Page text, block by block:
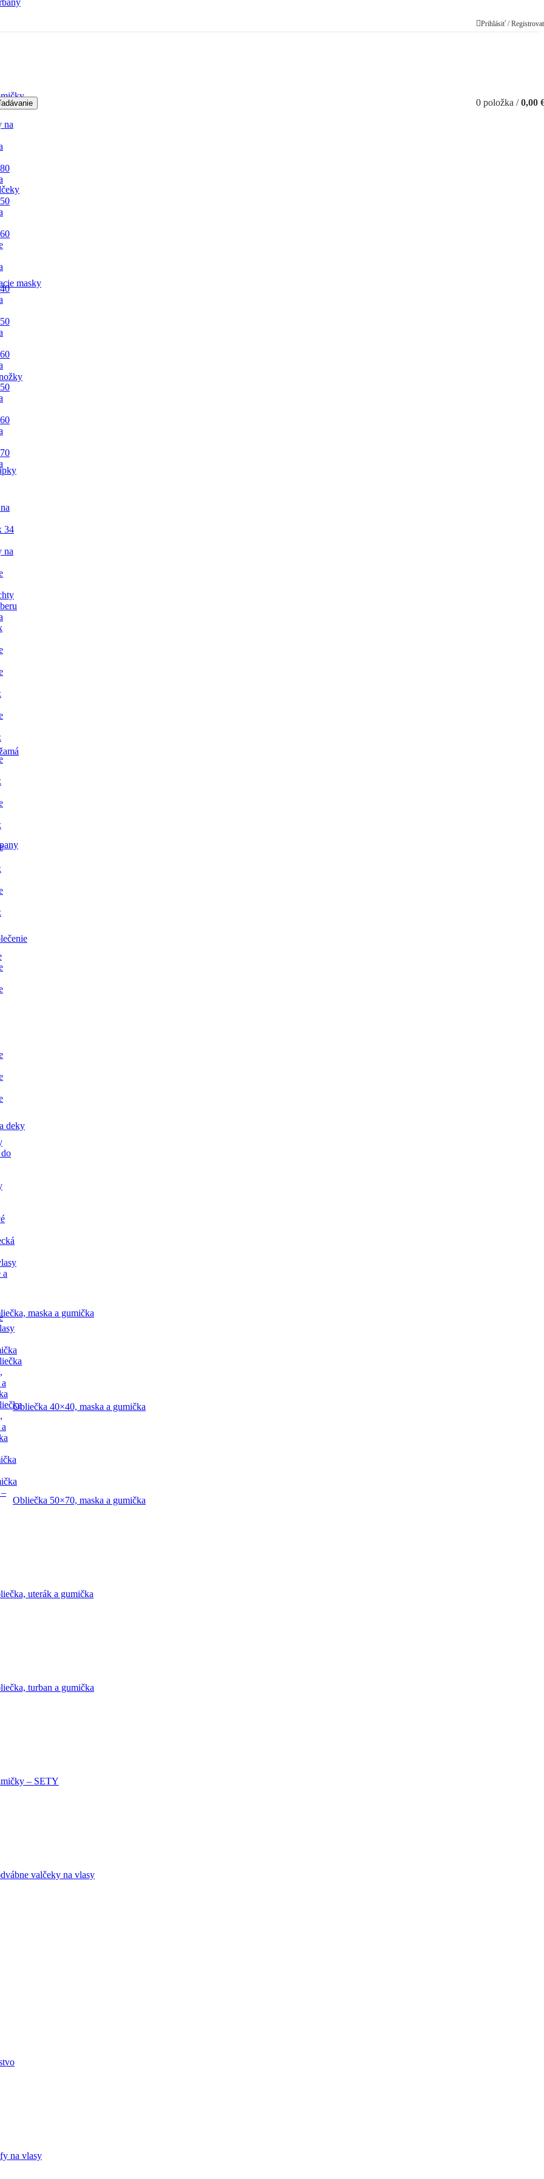
Prihlásiť /
masky
deky
maska a gumička
Obliečka 40×40, maska a gumička
Obliečka 50×70, maska a gumička
uterák a gumička
turban a gumička
– SETY
valčeky na vlasy
na vlasy
na
34
na
a
0 položka / 0,00